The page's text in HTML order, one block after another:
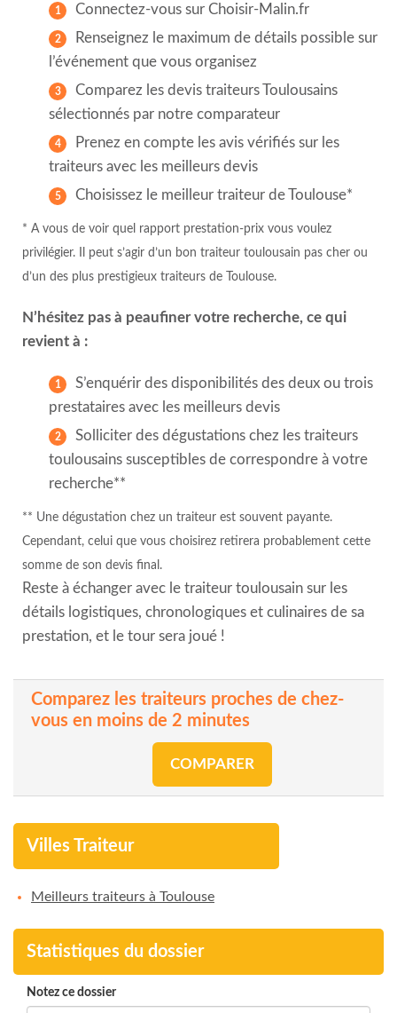
Connectez-vous sur Choisir-Malin.fr
Renseignez le maximum de détails possible sur
l’événement que vous organisez
Comparez les devis traiteurs Toulousains
sélectionnés par notre comparateur
Prenez en compte les avis vérifiés sur les
traiteurs avec les meilleurs devis
Choisissez le meilleur traiteur de Toulouse*
* A vous de voir quel rapport prestation-prix vous voulez
privilégier. Il peut s’agir d’un bon traiteur toulousain pas cher ou
d’un des plus prestigieux traiteurs de Toulouse.
N’hésitez pas à peaufiner votre recherche, ce qui
revient à :
S’enquérir des disponibilités des deux ou trois
prestataires avec les meilleurs devis
Solliciter des dégustations chez les traiteurs
toulousains susceptibles de correspondre à votre
recherche**
** Une dégustation chez un traiteur est souvent payante.
Cependant, celui que vous choisirez retirera probablement cette
somme de son devis final.
Reste à échanger avec le traiteur toulousain sur les
détails logistiques, chronologiques et culinaires de sa
prestation, et le tour sera joué !
Comparez les traiteurs proches de chez-
vous en moins de 2 minutes
COMPARER
Villes Traiteur
Meilleurs traiteurs à Toulouse
Statistiques du dossier
Notez ce dossier